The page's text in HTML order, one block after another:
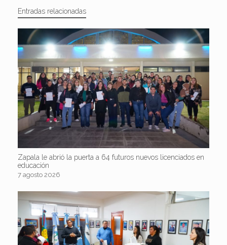
Entradas relacionadas
Zapala le abrió la puerta a 64 futuros nuevos licenciados en
educación
7 agosto 2026